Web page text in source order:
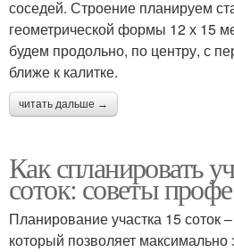
соседей. Строение планируем
геометрической формы 12 х 15
будем продольно, по центру, с
ближе к калитке.
читать дальше →
Как спланировать
соток: советы
Планирование участка 15 соток
который позволяет